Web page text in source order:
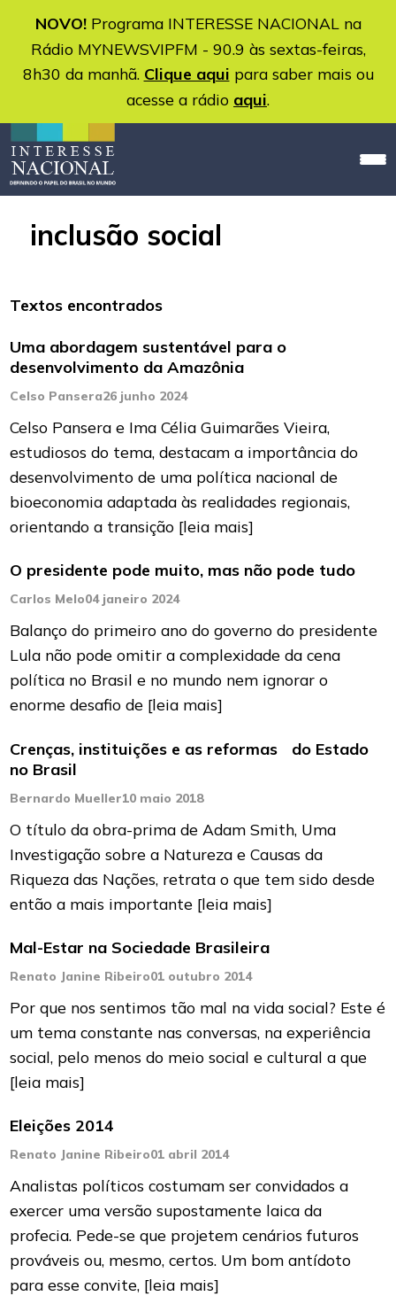
NOVO!Programa INTERESSE NACIONAL na
Rádio MYNEWSVIPFM - 90.9 às sextas-feiras,
8h30 da manhã. Clique aqui para saber mais ou
acesse a rádio aqui.
inclusão social
Textos encontrados
Uma abordagem sustentável para o
desenvolvimento da Amazônia
Celso Pansera26 junho 2024
Celso Pansera e Ima Célia Guimarães Vieira,
estudiosos do tema, destacam a importância do
desenvolvimento de uma política nacional de
bioeconomia adaptada às realidades regionais,
orientando a transição [leia mais]
O presidente pode muito, mas não pode tudo
Carlos Melo04 janeiro 2024
Balanço do primeiro ano do governo do presidente
Lula não pode omitir a complexidade da cena
política no Brasil e no mundo nem ignorar o
enorme desafio de [leia mais]
Crenças, instituições e as reformas do Estado
no Brasil
Bernardo Mueller10 maio 2018
O título da obra-prima de Adam Smith, Uma
Investigação sobre a Natureza e Causas da
Riqueza das Nações, retrata o que tem sido desde
então a mais importante [leia mais]
Mal-Estar na Sociedade Brasileira
Renato Janine Ribeiro01 outubro 2014
Por que nos sentimos tão mal na vida social? Este é
um tema constante nas conversas, na experiência
social, pelo menos do meio social e cultural a que
[leia mais]
Eleições 2014
Renato Janine Ribeiro01 abril 2014
Analistas políticos costumam ser convi­dados a
exercer uma versão suposta­mente laica da
profecia. Pede-se que projetem cenários futuros
prováveis ou, mesmo, cer­tos. Um bom antídoto
para esse convite, [leia mais]